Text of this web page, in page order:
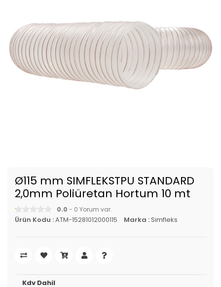
Ø115 mm SIMFLEKSTPU STANDARD
2,0mm Poliüretan Hortum 10 mt
0.0 - 0 Yorum var.
Ürün Kodu :ATM-15281012000115 Marka :Simfleks
Kdv Dahil